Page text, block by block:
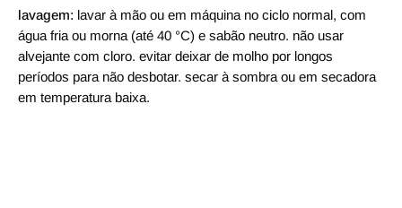
lavagem: lavar à mão ou em máquina no ciclo normal, com
água fria ou morna (até 40 °C) e sabão neutro. não usar
alvejante com cloro. evitar deixar de molho por longos
períodos para não desbotar. secar à sombra ou em secadora
em temperatura baixa.